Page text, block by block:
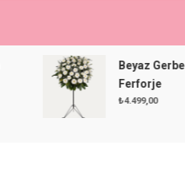
Beyaz Gerbera
Ferforje
4.499,00